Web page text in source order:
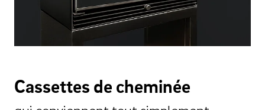
Cassettes de cheminée